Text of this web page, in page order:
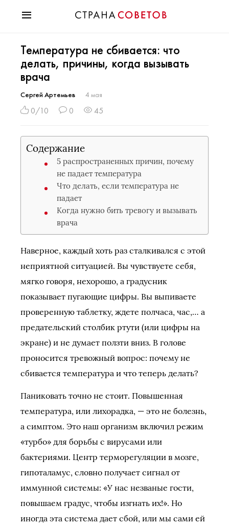
Мода
Звезды
Гороскопы
Здоровье
Психология
Разное
Праздники
Температура не сбивается: что
делать, причины, когда вызывать
врача
Сергей Артемьев 4 мая
0/10 0 45
Содержание
5 распространенных причин, почему
не падает температура
Что делать, если температура не
падает
Когда нужно бить тревогу и вызывать
врача
Наверное, каждый хоть раз сталкивался с этой
неприятной ситуацией. Вы чувствуете себя,
мягко говоря, нехорошо, а градусник
показывает пугающие цифры. Вы выпиваете
проверенную таблетку, ждете полчаса, час,… а
предательский столбик ртути (или цифры на
экране) и не думает ползти вниз. В голове
проносится тревожный вопрос: почему не
сбивается температура и что теперь делать?
Паниковать точно не стоит. Повышенная
температура, или лихорадка, — это не болезнь,
а симптом. Это наш организм включил режим
«турбо» для борьбы с вирусами или
бактериями. Центр терморегуляции в мозге,
гипоталамус, словно получает сигнал от
иммунной системы: «У нас незваные гости,
повышаем градус, чтобы изгнать их!». Но
иногда эта система дает сбой, или мы сами ей